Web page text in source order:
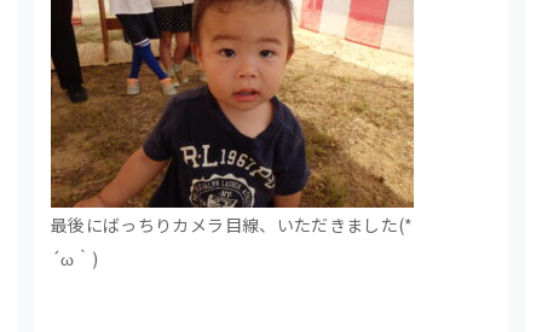
最後にばっちりカメラ目線、いただきました(*
´ω｀)